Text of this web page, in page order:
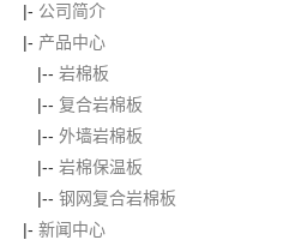
|- 公司简介
|- 产品中心
|-- 岩棉板
|-- 复合岩棉板
|-- 外墙岩棉板
|-- 岩棉保温板
|-- 钢网复合岩棉板
|- 新闻中心